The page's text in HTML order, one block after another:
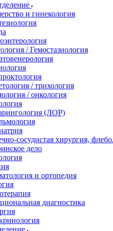
и гинекология
/ Гемостазиология
/ трихология
/ онкология
(ЛОР)
сосудистая хирургия,
дело
и ортопедия
диагностика